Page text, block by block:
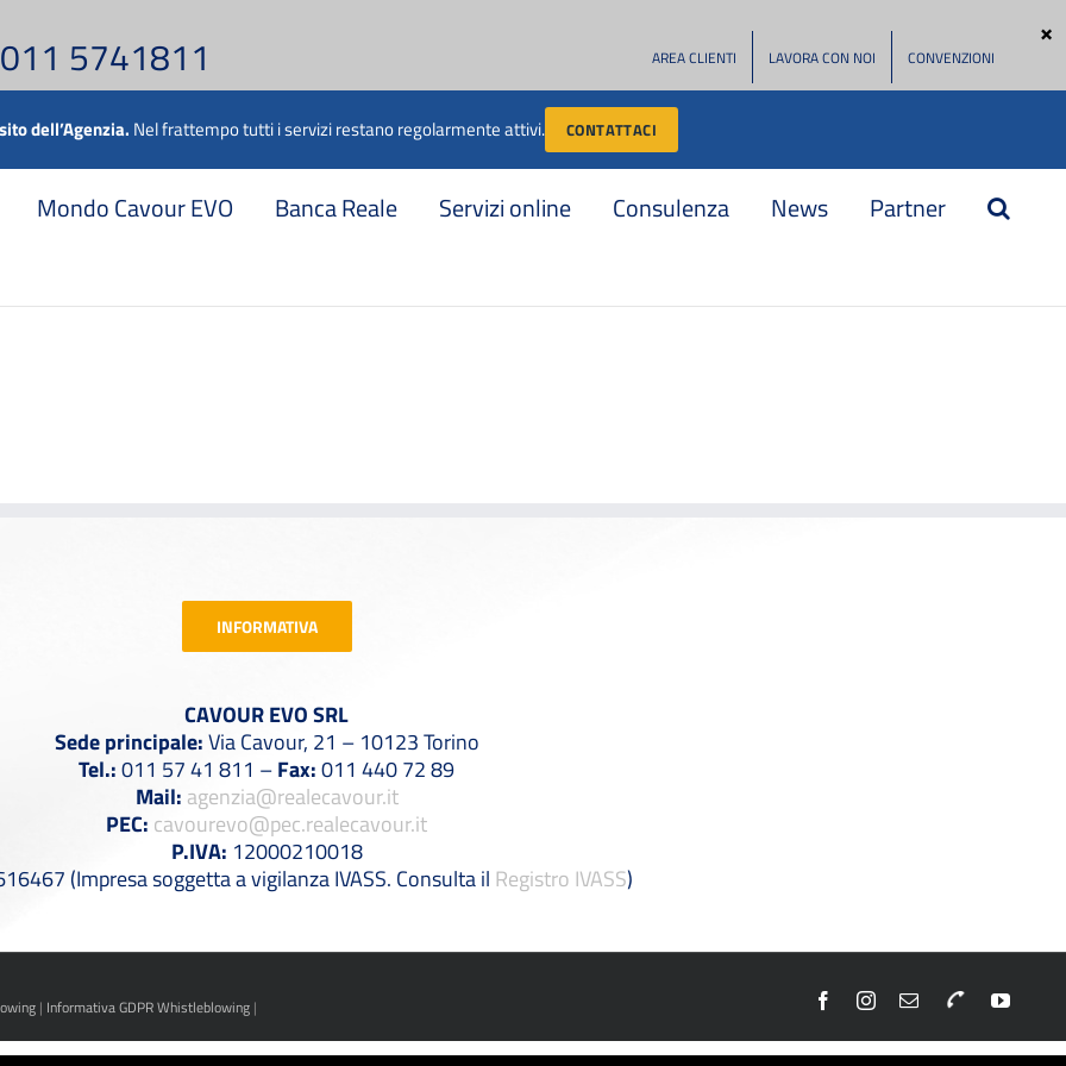
011 5741811 AREA CLIENTI LAVORA CON NOI CONVENZIONI
Mondo Cavour EVO Banca Reale Servizi online Consulenza News Partner
INFORMATIVA
CAVOUR EVO SRL
Sede principale:Via Cavour, 21 – 10123 Torino
Tel.:011 57 41 811 –Fax:011 440 72 89
Mail: agenzia@realecavour.it
PEC: cavourevo@pec.realecavour.it
P.IVA: 12000210018
(Impresa soggetta a vigilanza IVASS. Consulta il Registro IVASS)
| Informativa GDPR Whistleblowing | FacebookInstagram
EmailTelefono
dell’Agenzia. Nel frattempo tutti i servizi restano regolarmente attivi. CONTATTACI